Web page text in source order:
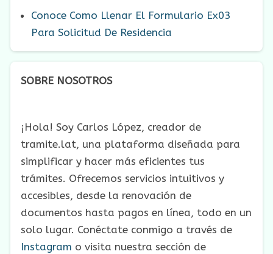
Conoce Como Llenar El Formulario Ex03
Para Solicitud De Residencia
SOBRE NOSOTROS
¡Hola! Soy Carlos López, creador de
tramite.lat, una plataforma diseñada para
simplificar y hacer más eficientes tus
trámites. Ofrecemos servicios intuitivos y
accesibles, desde la renovación de
documentos hasta pagos en línea, todo en un
solo lugar. Conéctate conmigo a través de
Instagram o visita nuestra sección de